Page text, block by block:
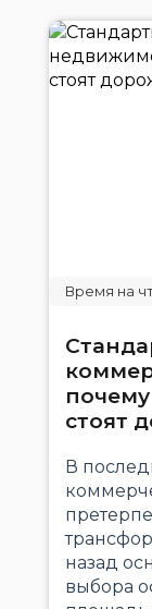
стоят
В
назад
выбора